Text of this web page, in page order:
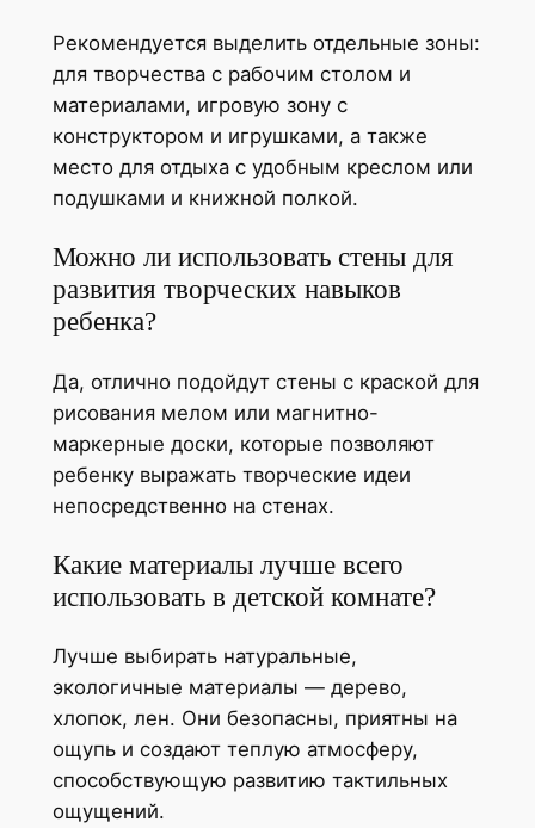
Рекомендуется выделить отдельные зоны:
для творчества с рабочим столом и
материалами, игровую зону с
конструктором и игрушками, а также
место для отдыха с удобным креслом или
подушками и книжной полкой.
Можно ли использовать стены для
развития творческих навыков
ребенка?
Да, отлично подойдут стены с краской для
рисования мелом или магнитно-
маркерные доски, которые позволяют
ребенку выражать творческие идеи
непосредственно на стенах.
Какие материалы лучше всего
использовать в детской комнате?
Лучше выбирать натуральные,
экологичные материалы — дерево,
хлопок, лен. Они безопасны, приятны на
ощупь и создают теплую атмосферу,
способствующую развитию тактильных
ощущений.